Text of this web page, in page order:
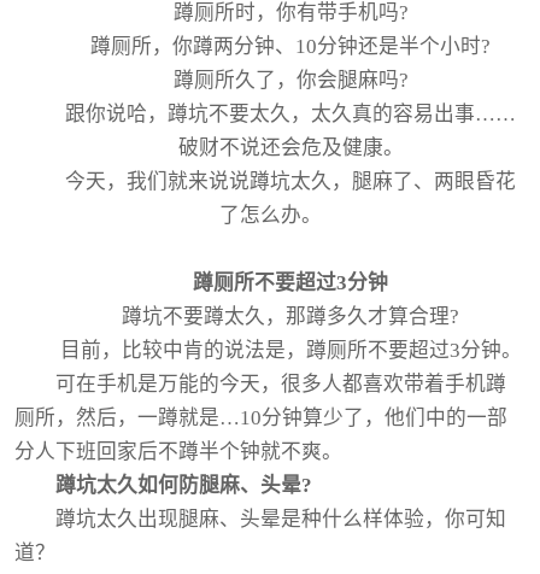
蹲厕所时，你有带手机吗?
蹲厕所，你蹲两分钟、10分钟还是半个小时?
蹲厕所久了，你会腿麻吗?
跟你说哈，蹲坑不要太久，太久真的容易出事……
破财不说还会危及健康。
今天，我们就来说说蹲坑太久，腿麻了、两眼昏花
了怎么办。
蹲厕所不要超过3分钟
蹲坑不要蹲太久，那蹲多久才算合理?
目前，比较中肯的说法是，蹲厕所不要超过3分钟。
可在手机是万能的今天，很多人都喜欢带着手机蹲
厕所，然后，一蹲就是…10分钟算少了，他们中的一部
分人下班回家后不蹲半个钟就不爽。
蹲坑太久如何防腿麻、头晕?
蹲坑太久出现腿麻、头晕是种什么样体验，你可知
道？